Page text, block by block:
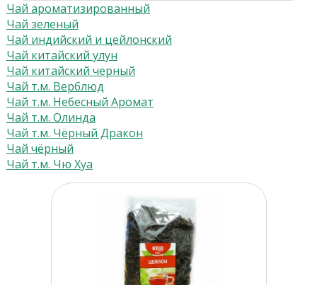
Чай ароматизированный
Чай зеленый
Чай индийский и цейлонский
Чай китайский улун
Чай китайский черный
Чай т.м. Верблюд
Чай т.м. Небесный Аромат
Чай т.м. Олинда
Чай т.м. Чёрный Дракон
Чай чёрный
Чай т.м. Чю Хуа